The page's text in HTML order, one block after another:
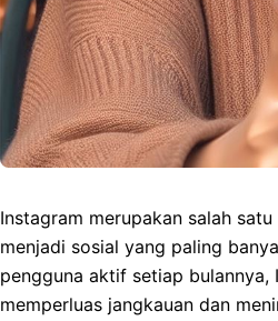
Instagram merupakan salah
menjadi sosial yang paling
pengguna aktif setiap
memperluas jangkauan dan